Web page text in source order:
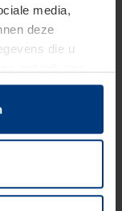
media,
deze
die u
op uw
alle andere
Uw
uitleg van de